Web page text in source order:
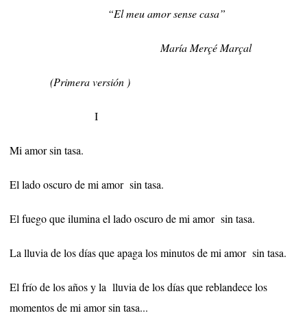
“El meu amor sense casa”
María Merçé Marçal
(Primera versión )
I
Mi amor sin tasa.
El lado oscuro de mi amor sin tasa.
El fuego que ilumina el lado oscuro de mi amor sin tasa.
La lluvia de los días que apaga los minutos de mi amor sin tasa.
El frío de los años y la lluvia de los días que reblandece los
momentos de mi amor sin tasa...